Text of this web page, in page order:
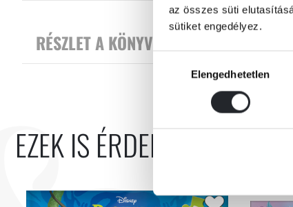
az összes süti
sütiket engedélyez.
kiválasztásaElengedhetetlen
RÉSZLET A KÖNYVBŐL
EZEK IS ÉRDEKELHETNEK